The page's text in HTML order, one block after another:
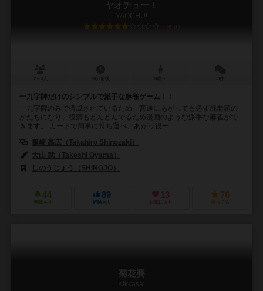
ヤオチュー！
YAOCHU!
6.0
一九字牌だけのシンプルで派手な麻雀ゲーム！！
一九字牌のみで構成されているため、普通にあがっても必ず混老頭の
かたちになり、役満もどんどんでるため漫画のような派手な麻雀がで
きます。 カードで簡単に持ち運べ、あがり役一...
篠崎 高広（Takahiro Shinozaki）
大山 武（Takeshi Oyama）
しのうじょう（SHINOJO）
44
興味あり
89
経験あり
13
お気に入り
76
持ってる
菊花賽
Kikkasai